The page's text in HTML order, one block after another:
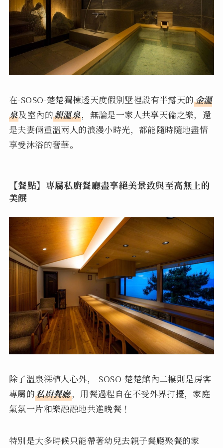
在-SOSO-楚楚獨棟透天度假別墅裡設有半露天的金溫
泉及室內的銀溫泉，無論是一家人共享天倫之樂，還
是夫妻倆重溫兩人的浪漫小時光，都能隨時隨地盡情
享受沐浴的奢華。
【餐點】專屬私廚餐廳盡享絕美景致與至高無上的
美饌
除了溫泉深植人心外，-SOSO-楚楚館內二樓則是房客
專屬的私廚餐廳，用餐過程自在不受外界打擾，家庭
氣氛一片和樂融融地共進晚餐！
特別是大多時候只能帶著幼兒去親子餐廳聚餐的家